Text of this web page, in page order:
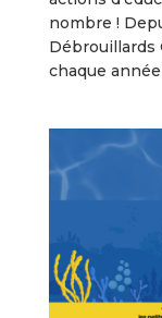
nombre !
Débrouillards
chaque